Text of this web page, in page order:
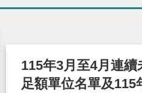
115年3月至4月連續
足額單位名單及115